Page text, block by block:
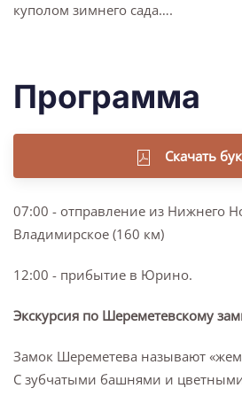
куполом зимнего сада….
Программа
Скачать
07:00 - отправление из Нижнего
Владимирское (160 км)
12:00 - прибытие в Юрино.
Экскурсия по Шереметевскому
Замок Шереметева называют
С зубчатыми башнями и